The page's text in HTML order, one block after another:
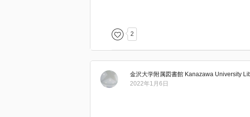
そうなんですね。だから文学的に読む自伝
さて、下巻には、上巻ほど有名な（小中
2
金沢大学附属図書館 Kanazawa University
2022年1月6日